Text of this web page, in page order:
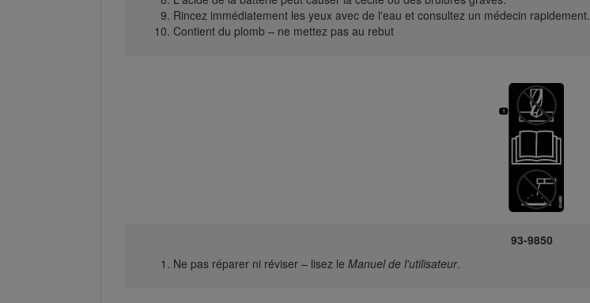
Rincez immédiatement les yeux avec de l'eau et consultez un médecin rapidement.
Contient du plomb – ne mettez pas au rebut
93-9850
Ne pas réparer ni réviser – lisez le Manuel de l'utilisateur.